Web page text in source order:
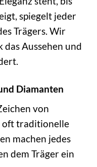
spiegelt jeder
Trägers. Wir
das Aussehen und
Diamanten
von
oft traditionelle
machen jedes
dem Träger ein